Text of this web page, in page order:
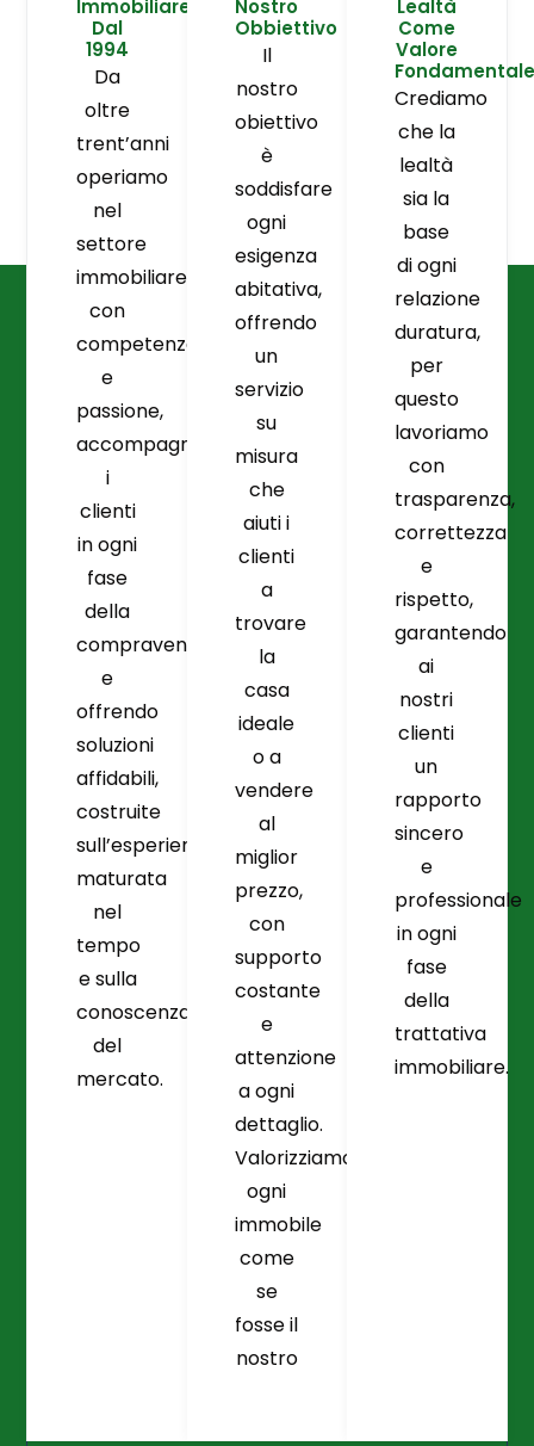
Immobiliare
Dal
1994
Da
oltre
trent’anni
operiamo
nel
settore
immobiliare
con
competenza
e
passione,
accompagnando
i
clienti
in ogni
fase
della
compravendita
e
offrendo
soluzioni
affidabili,
costruite
sull’esperienza
maturata
nel
tempo
e sulla
conoscenza
del
mercato.
Nostro
Obbiettivo
Il
nostro
obiettivo
è
soddisfare
ogni
esigenza
abitativa,
offrendo
un
servizio
su
misura
che
aiuti i
clienti
a
trovare
la
casa
ideale
o a
vendere
al
miglior
prezzo,
con
supporto
costante
e
attenzione
a ogni
dettaglio.
Valorizziamo
ogni
immobile
come
se
fosse il
nostro
Lealtà
Come
Valore
Fondamentale
Crediamo
che la
lealtà
sia la
base
di ogni
relazione
duratura,
per
questo
lavoriamo
con
trasparenza,
correttezza
e
rispetto,
garantendo
ai
nostri
clienti
un
rapporto
sincero
e
professionale
in ogni
fase
della
trattativa
immobiliare.